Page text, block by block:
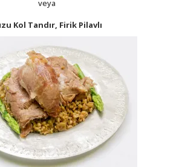
veya
Kol Tandır, Firik Pilavlı